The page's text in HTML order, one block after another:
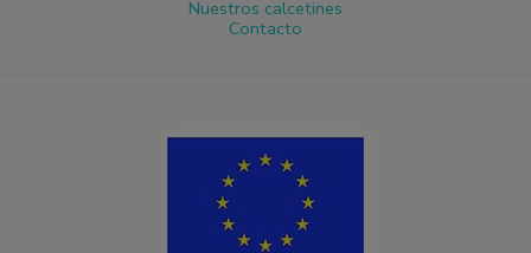
Nuestros calcetines
Contacto